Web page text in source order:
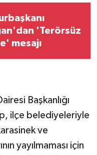
'Terörsüz
mesajı
Başkanlığı
ilçe belediyeleriyle
ve
yayılmaması için